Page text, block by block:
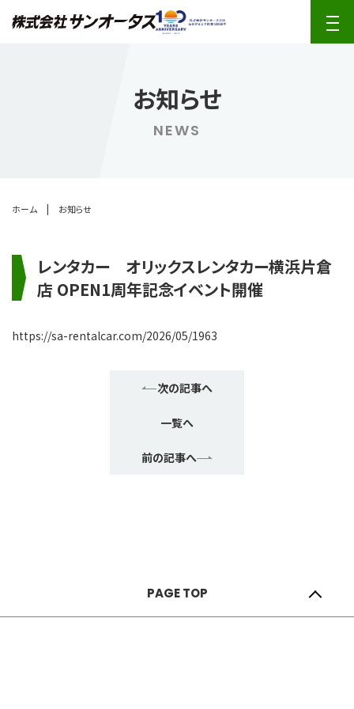
お知らせ
NEWS
ホーム | お知らせ
レンタカー オリックスレンタカー横浜片倉
店 OPEN1周年記念イベント開催
https://sa-rentalcar.com/2026/05/1963
次の記事へ
一覧へ
前の記事へ
Copyright © 2023 Sunautas Corporation. All Rights Reserved